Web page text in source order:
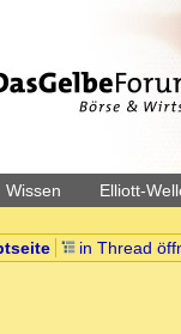
Wissen Elliott-
in Thread